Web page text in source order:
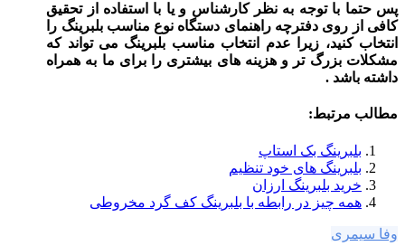
پس حتما با توجه به نظر کارشناس و یا با استفاده از تحقیق
کافی از روی دفترچه راهنمای دستگاه نوع مناسب بلبرینگ را
انتخاب کنید، زیرا عدم انتخاب مناسب بلبرینگ می تواند که
مشکلات بزرگ تر و هزینه های بیشتری را برای ما به همراه
داشته باشد .
مطالب مرتبط:
بلبرینگ بک استاپ
بلبرینگ های خود تنظیم
خرید بلبرینگ ارزان
همه چیز در رابطه با بلبرینگ کف گرد مخروطی
وفا سیمری